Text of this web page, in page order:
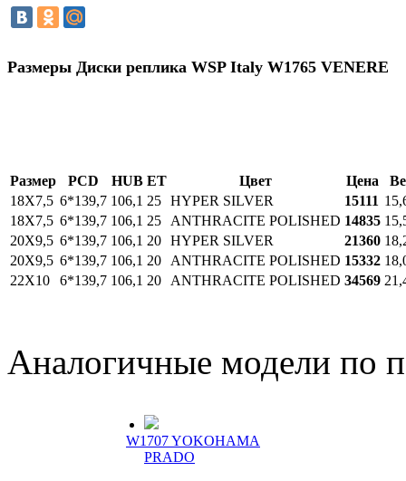
Размеры Диски реплика WSP Italy W1765 VENERE
Размер PCD HUB ET Цвет Цена
18Х7,5 6*139,7 106,1 25 HYPER SILVER 15111
18Х7,5 6*139,7 106,1 25 ANTHRACITE POLISHED 14835
20Х9,5 6*139,7 106,1 20 HYPER SILVER 21360
20Х9,5 6*139,7 106,1 20 ANTHRACITE POLISHED 15332
22Х10
6*139,7 106,1 20 ANTHRACITE POLISHED 34569
Аналогичные модели по
W1707 YOKOHAMA
PRADO